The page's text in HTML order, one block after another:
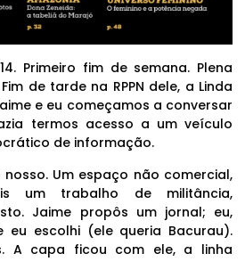
Primeiro fim de semana. Plena
de tarde na RPPN dele, a Linda
e eu começamos a conversar
termos acesso a um veículo
de informação.
Um espaço não comercial,
um trabalho de militância,
Jaime propôs um jornal; eu,
eu escolhi (ele queria Bacurau).
A capa ficou com ele, a linha